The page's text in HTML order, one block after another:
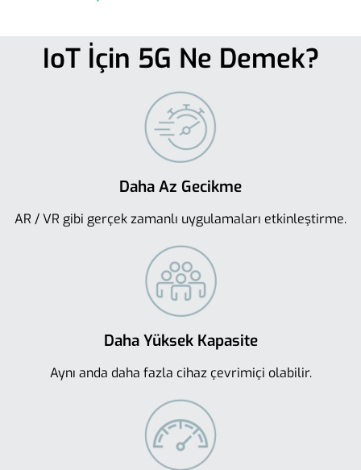
IoT İçin 5G Ne Demek?
Daha Az Gecikme
AR / VR gibi gerçek zamanlı uygulamaları etkinleştirme.
Daha Yüksek Kapasite
Aynı anda daha fazla cihaz çevrimiçi olabilir.